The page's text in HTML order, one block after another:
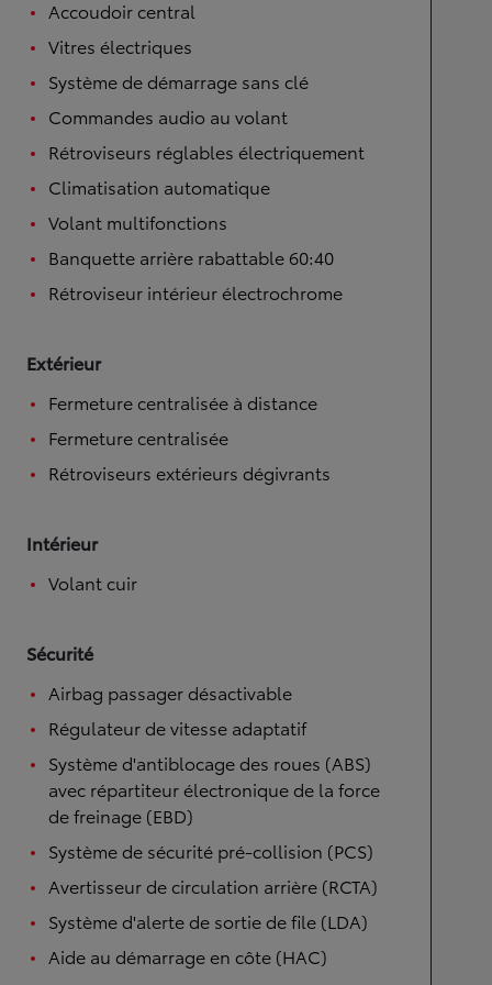
Accoudoir central
Vitres électriques
Système de démarrage sans clé
Commandes audio au volant
Rétroviseurs réglables électriquement
Climatisation automatique
Volant multifonctions
Banquette arrière rabattable 60:40
Rétroviseur intérieur électrochrome
Extérieur
Fermeture centralisée à distance
Fermeture centralisée
Rétroviseurs extérieurs dégivrants
Intérieur
Volant cuir
Sécurité
Airbag passager désactivable
Régulateur de vitesse adaptatif
Système d'antiblocage des roues (ABS)
avec répartiteur électronique de la force
de freinage (EBD)
Système de sécurité pré-collision (PCS)
Avertisseur de circulation arrière (RCTA)
Système d'alerte de sortie de file (LDA)
Aide au démarrage en côte (HAC)